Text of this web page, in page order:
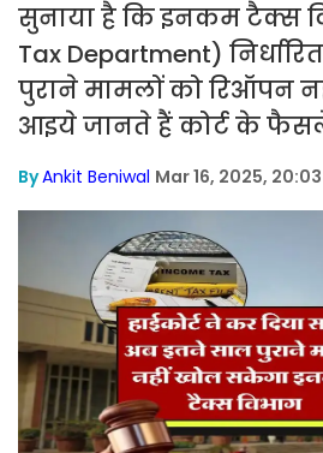
सुनाया है कि इनकम टैक्स
Tax Department)
पुराने मामलों को रिऑपन
आइये जानते हैं कोर्ट के
ByAnkit Beniwal Mar 16, 2025, 20:03